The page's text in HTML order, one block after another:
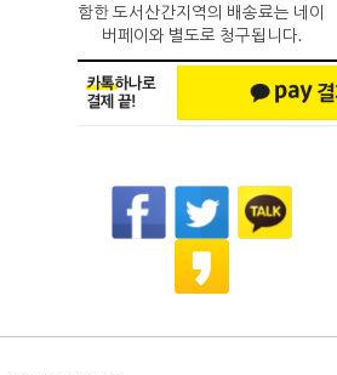
함한 도서산간지역의 배송료는 네이
버페이와 별도로 청구됩니다.